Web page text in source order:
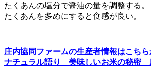
たくあんの塩分で醤油の量を調整する。
たくあんを多めにすると食感が良い。
庄内協同ファームの生産者情報はこちら
ナチュラル語り 美味しいお米の秘密